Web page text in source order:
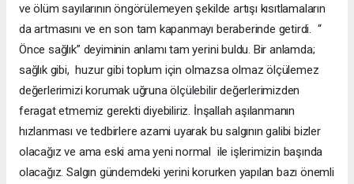
ve ölüm sayılarının öngörülemeyen şekilde artışı kısıtlamaların
da artmasını ve en son tam kapanmayı beraberinde getirdi. “
Önce sağlık” deyiminin anlamı tam yerini buldu. Bir anlamda;
sağlık gibi, huzur gibi toplum için olmazsa olmaz ölçülemez
değerlerimizi korumak uğruna ölçülebilir değerlerimizden
feragat etmemiz gerekti diyebiliriz. İnşallah aşılanmanın
hızlanması ve tedbirlere azami uyarak bu salgının galibi bizler
olacağız ve ama eski ama yeni normal ile işlerimizin başında
olacağız. Salgın gündemdeki yerini korurken yapılan bazı önemli